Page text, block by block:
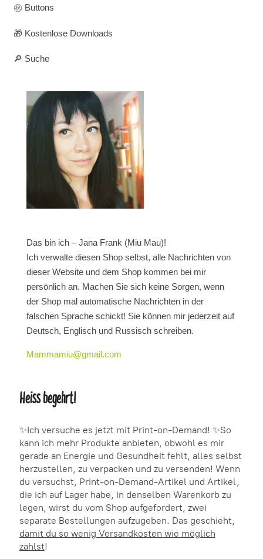
㊗️ Buttons
🎁 Kostenlose Downloads
🔎 Suche
Das bin ich – Jana Frank (Miu Mau)!
Ich verwalte diesen Shop selbst, alle Nachrichten von
dieser Website und dem Shop kommen bei mir
persönlich an. Machen Sie sich keine Sorgen, wenn
der Shop mal automatische Nachrichten in der
falschen Sprache schickt! Sie können mir jederzeit auf
Deutsch, Englisch und Russisch schreiben.
Mammamiu@gmail.com
Heiss begehrt!
✨Ich versuche es jetzt mit Print-on-Demand! ✨So
kann ich mehr Produkte anbieten, obwohl es mir
gerade an Energie und Gesundheit fehlt, alles selbst
herzustellen, zu verpacken und zu versenden! Wenn
du versuchst, Print-on-Demand-Artikel und Artikel,
die ich auf Lager habe, in denselben Warenkorb zu
legen, wirst du vom Shop aufgefordert, zwei
separate Bestellungen aufzugeben. Das geschieht,
damit du so wenig Versandkosten wie möglich
zahlst!